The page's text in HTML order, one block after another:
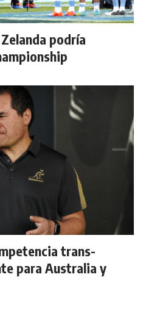
podría
trans-
para Australia y